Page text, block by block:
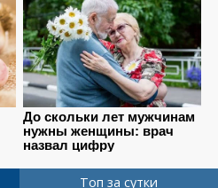
Топ за сутки